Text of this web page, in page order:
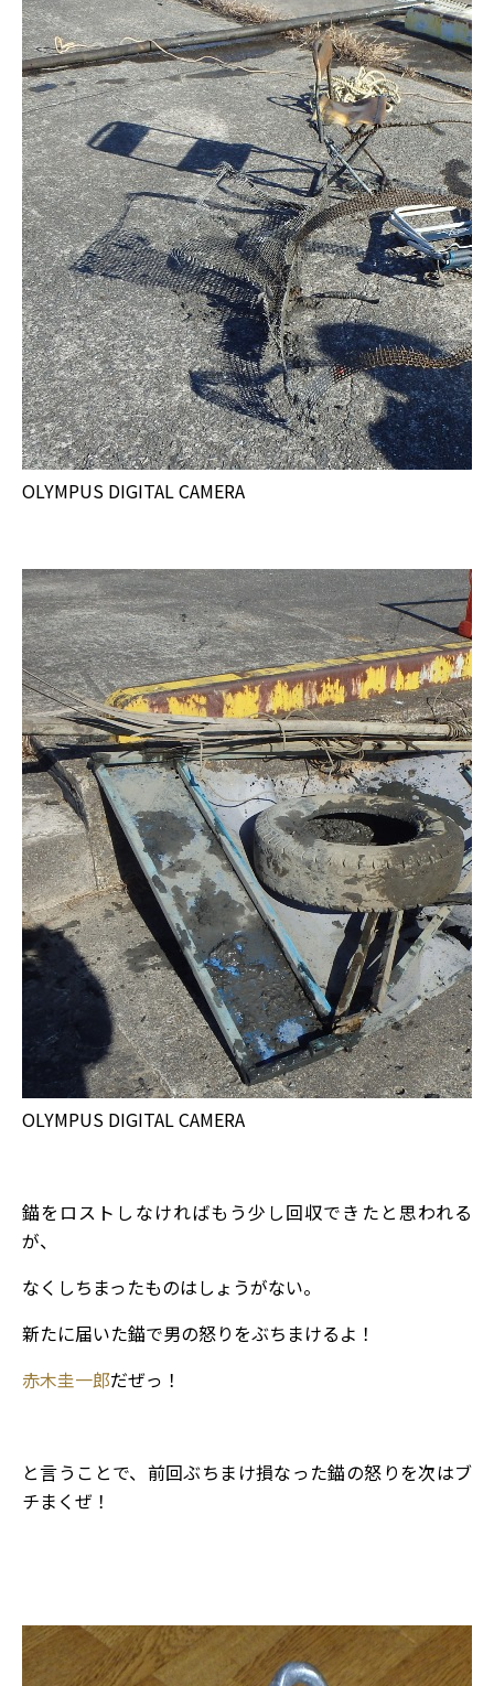
OLYMPUS DIGITAL CAMERA
OLYMPUS DIGITAL CAMERA
錨をロストしなければもう少し回収できたと思われる
が、
なくしちまったものはしょうがない。
新たに届いた錨で男の怒りをぶちまけるよ！
赤木圭一郎だぜっ！
と言うことで、前回ぶちまけ損なった錨の怒りを次はブ
チまくぜ！